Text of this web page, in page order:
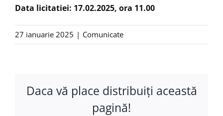
Data licitatiei: 17.02.2025, ora 11.00
27 ianuarie 2025 | Comunicate
Daca vă place distribuiţi această
pagină!